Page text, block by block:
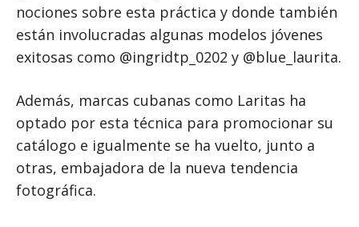
nociones sobre esta práctica y donde también
están involucradas algunas modelos jóvenes
exitosas como @ingridtp_0202 y @blue_laurita.
Además, marcas cubanas como Laritas ha
optado por esta técnica para promocionar su
catálogo e igualmente se ha vuelto, junto a
otras, embajadora de la nueva tendencia
fotográfica.